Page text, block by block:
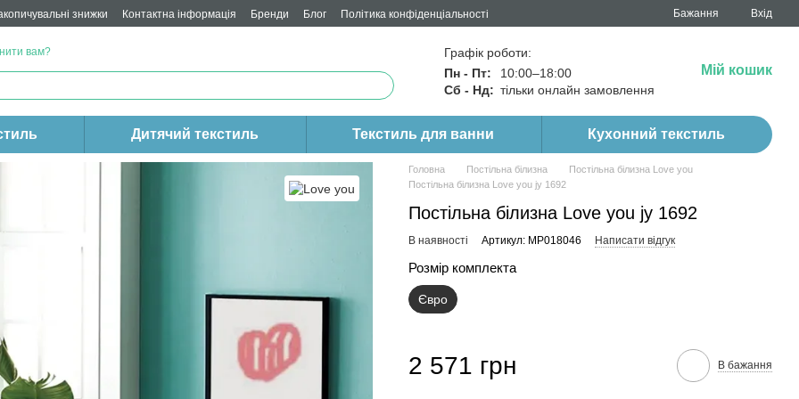
знижки Контактна інформація Бренди Блог
Політика конфіденціальності
Бажання Вхід
вам?
Графік роботи:
Пн - Пт:
10:00–18:00
Сб - Нд: тільки онлайн замовлення
Мій кошик
Дитячий текстиль Текстиль для ванни Кухонний текстиль
Головна Постільна білизна
Постільна білизна Love you
Постільна білизна Love you jy 1692
Постільна білизна Love you jy 1692
В наявності Артикул: MP018046 Написати відгук
Розмір комплекта
Євро
2 571 грн В бажання